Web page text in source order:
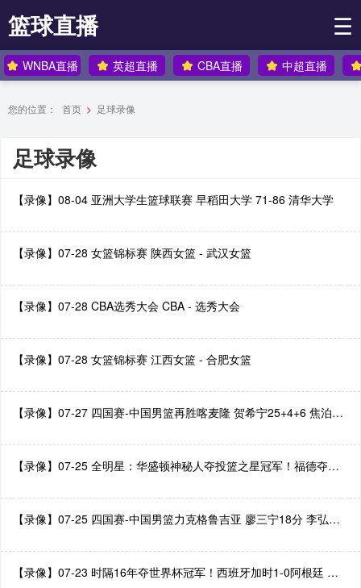
篮球直播 ☰
WNBA直播 英超直播 CBA直播 中超直播
您的位置： 首页 > 足球录像
足球录像
【录像】08-04 亚洲大学生篮球联赛 早稻田大学 71-86 清华大学
【录像】07-28 女篮锦标赛 陕西女篮 - 武汉女篮
【录像】07-28 CBA选秀大会 CBA - 选秀大会
【录像】07-28 女篮锦标赛 江西女篮 - 合肥女篮
【录像】07-27 四国赛-中国男篮再胜喀麦隆 贺希宁25+4+6 焦泊乔17+8-
【录像】07-25 全明星：华盛顿神秘人夺投篮之星冠军！福德夺得三分大赛冠军！-
【录像】07-25 四国赛-中国男篮力克格鲁吉亚 廖三宁18分 李弘权14分-
【录像】07-23 时隔16年夺世界杯冠军！西班牙加时1-0阿根廷 费兰制胜恩佐染红-